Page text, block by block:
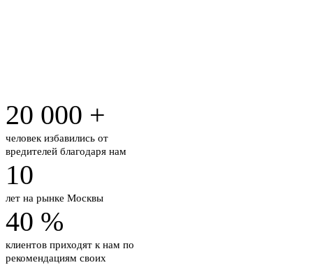
20 000 +
человек избавились от
вредителей благодаря нам
10
лет на рынке Москвы
40 %
клиентов приходят к нам по
рекомендациям своих